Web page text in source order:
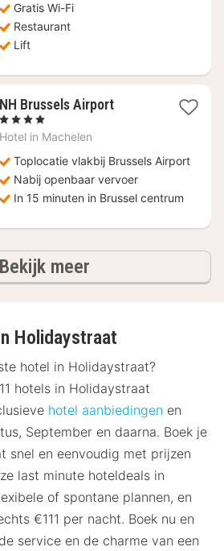
Gratis Wi-Fi
Restaurant
Lift
NH Brussels Airport1
80,37
, 4 Sterren
Hotel in Machelen
Toplocatie vlakbij Brussels Airport
Nabij openbaar vervoer
In 15 minuten in Brussel centrum
Bekijk meerhotels
Holidaystraat
hotel in Holidaystraat?
hotels in Holidaystraat
hotel aanbiedingen en
September en daarna. Boek je
snel en eenvoudig met prijzen
last minute hoteldeals in
of spontane plannen, en
€111 per nacht. Boek nu en
service en de charme van een